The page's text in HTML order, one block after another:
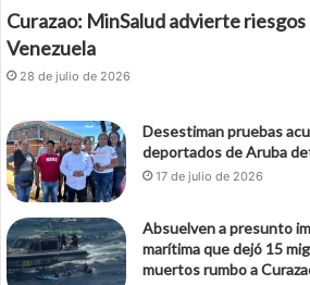
Curazao: MinSalud advierte
Venezuela
28 de julio de 2026
Desestiman pruebas
deportados de Aruba
17 de julio de 2026
Absuelven a presunto
marítima que dejó 15
muertos rumbo a